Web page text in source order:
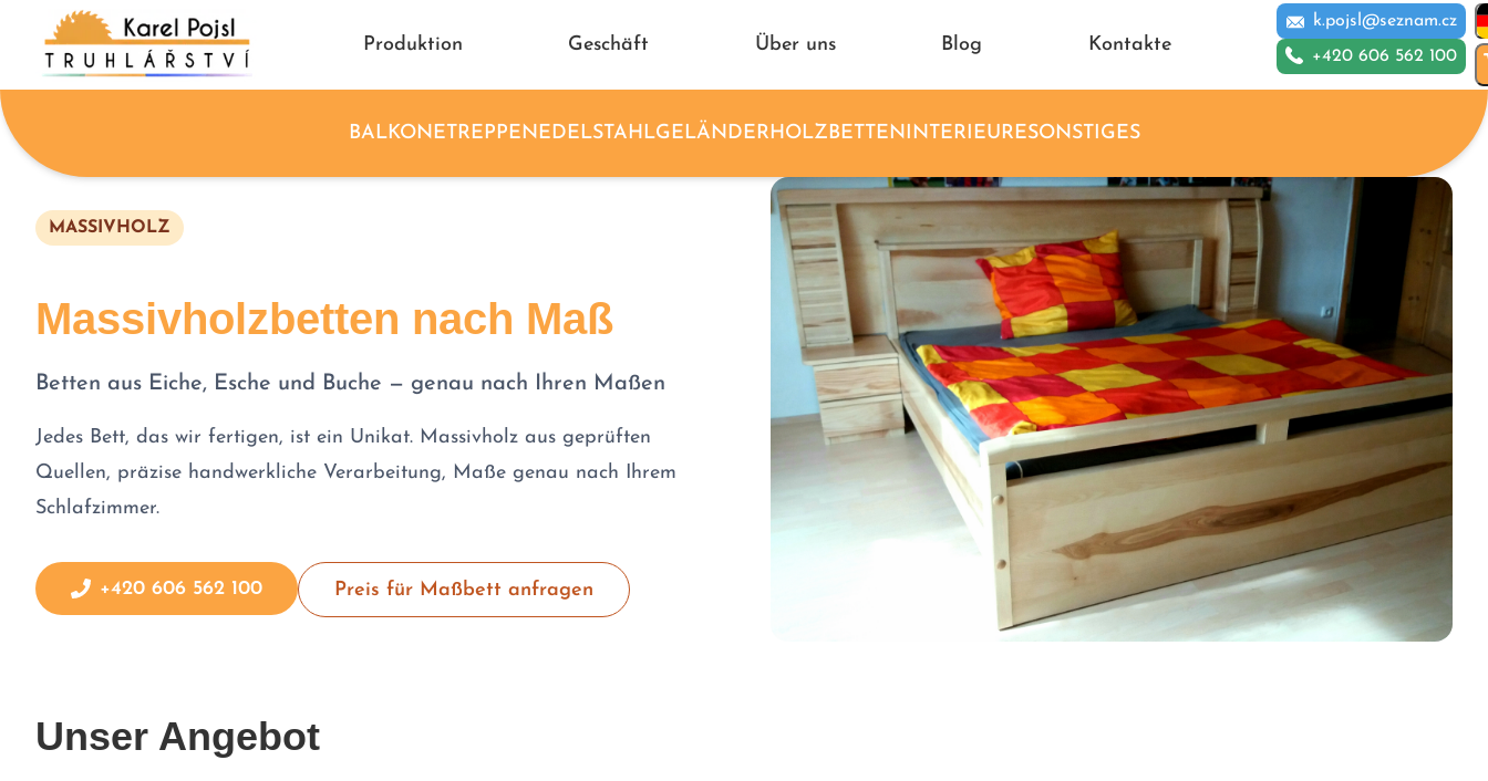
Produktion Geschäft Über uns Blog Kontakte
k.pojsl@seznam.cz
+420 606 562 100
BALKONE TREPPENEDELSTAHLGELÄNDERHOLZBETTENINTERIEURESONSTIGES
MASSIVHOLZ
Massivholzbetten nach Maß
Betten aus Eiche, Esche und Buche — genau nach Ihren Maßen
Jedes Bett, das wir fertigen, ist ein Unikat. Massivholz aus geprüften
Quellen, präzise handwerkliche Verarbeitung, Maße genau nach Ihrem
Schlafzimmer.
+420 606 562 100 Preis für Maßbett anfragen
Unser Angebot